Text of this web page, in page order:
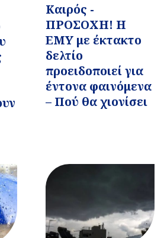
Καιρός -
ΠΡΟΣΟΧΗ! Η
ΕΜΥ με έκτακτο
δελτίο
προειδοποιεί για
έντονα φαινόμενα
– Πού θα χιονίσει